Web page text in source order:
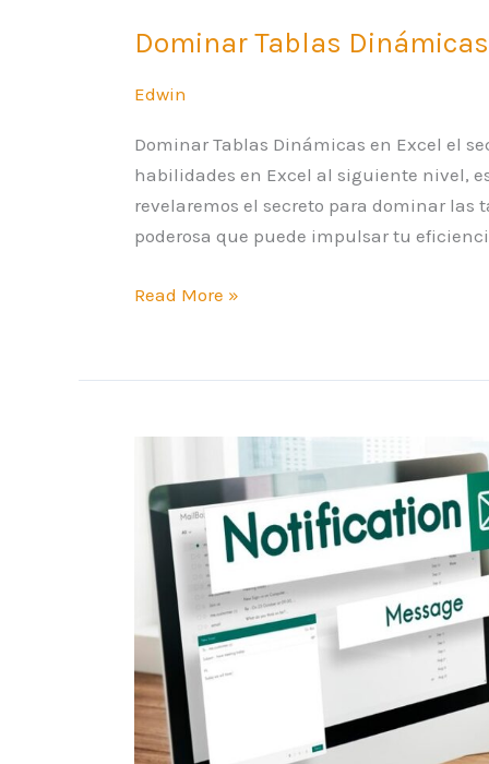
Dominar Tablas
Edwin
Dominar Tablas Dinámicas en Excel el
habilidades en Excel al siguiente nivel,
revelaremos el secreto para dominar
poderosa que puede impulsar tu
Read More »
Emails
Masivos
con
Word